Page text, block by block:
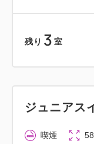
残り 3 室
ジュニアス
喫煙